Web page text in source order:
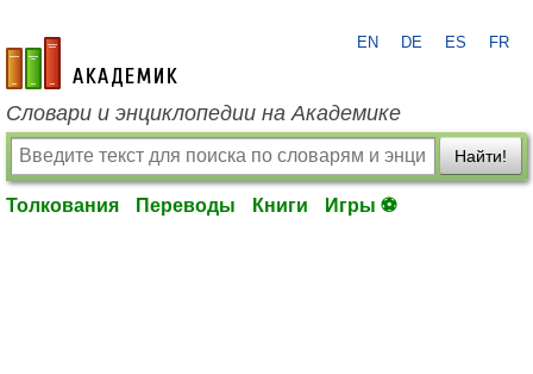
academic.ru
EN DE ES FR
Словари и энциклопедии на Академике
Найти!
Толкования Переводы Книги Игры ⚽